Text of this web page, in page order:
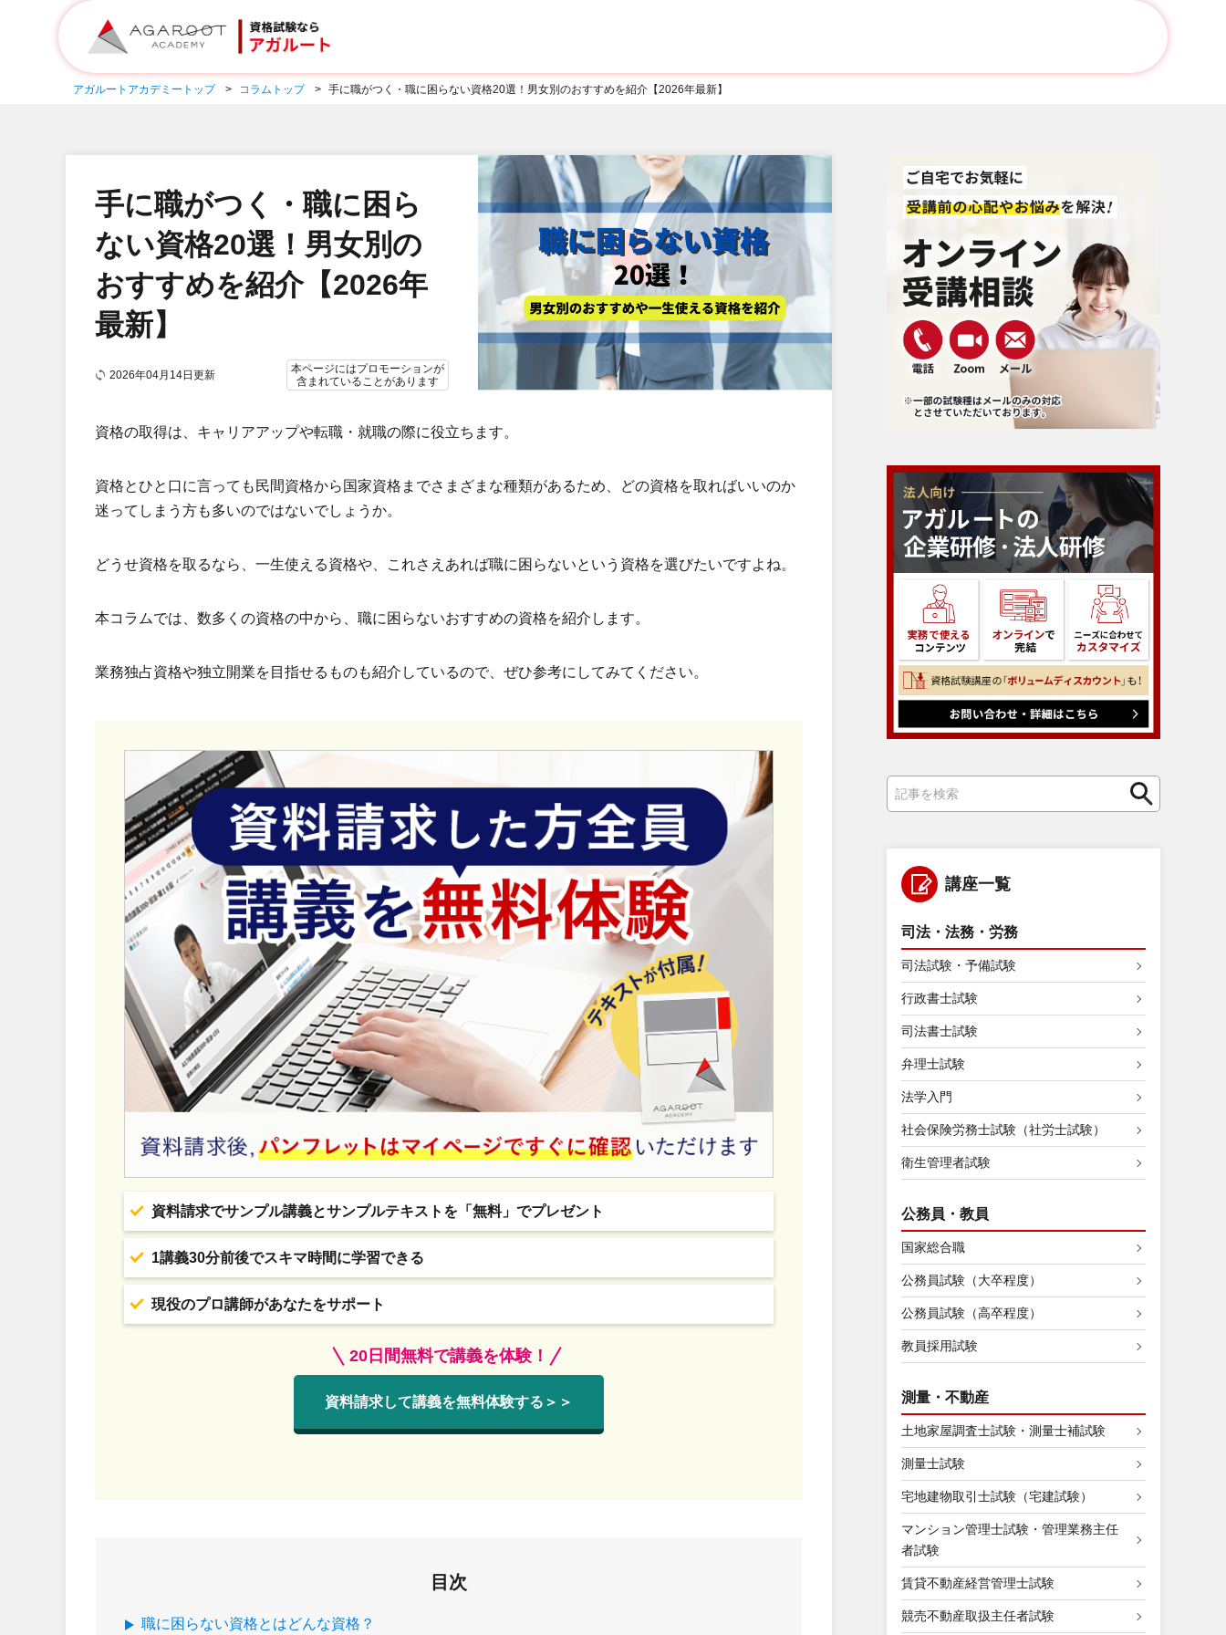
アガルートアカデミートップ コラムトップ 手に職がつく・職に困らない資格20選！男女別のおすすめを紹介【2026年最新】
手に職がつく・職に困ら
ない資格20選！男女別の
おすすめを紹介【2026年
最新】
2026年04月14日更新
本ページにはプロモーションが
含まれていることがあります
資格の取得は、キャリアアップや転職・就職の際に役立ちます。
資格とひと口に言っても民間資格から国家資格までさまざまな種類があるため、どの資格を取ればいいのか
迷ってしまう方も多いのではないでしょうか。
どうせ資格を取るなら、一生使える資格や、これさえあれば職に困らないという資格を選びたいですよね。
本コラムでは、数多くの資格の中から、職に困らないおすすめの資格を紹介します。
業務独占資格や独立開業を目指せるものも紹介しているので、ぜひ参考にしてみてください。
資料請求でサンプル講義とサンプルテキストを「無料」でプレゼント
1講義30分前後でスキマ時間に学習できる
現役のプロ講師があなたをサポート
20日間無料で講義を体験！
資料請求して講義を無料体験する＞＞
目次
職に困らない資格とはどんな資格？
検
索
検
索
講座一覧
司法・法務・労務
司法試験・予備試験
行政書士試験
司法書士試験
弁理士試験
法学入門
社会保険労務士試験（社労士試験）
衛生管理者試験
公務員・教員
国家総合職
公務員試験（大卒程度）
公務員試験（高卒程度）
教員採用試験
測量・不動産
土地家屋調査士試験・測量士補試験
測量士試験
宅地建物取引士試験（宅建試験）
マンション管理士試験・管理業務主任
者試験
賃貸不動産経営管理士試験
競売不動産取扱主任者試験